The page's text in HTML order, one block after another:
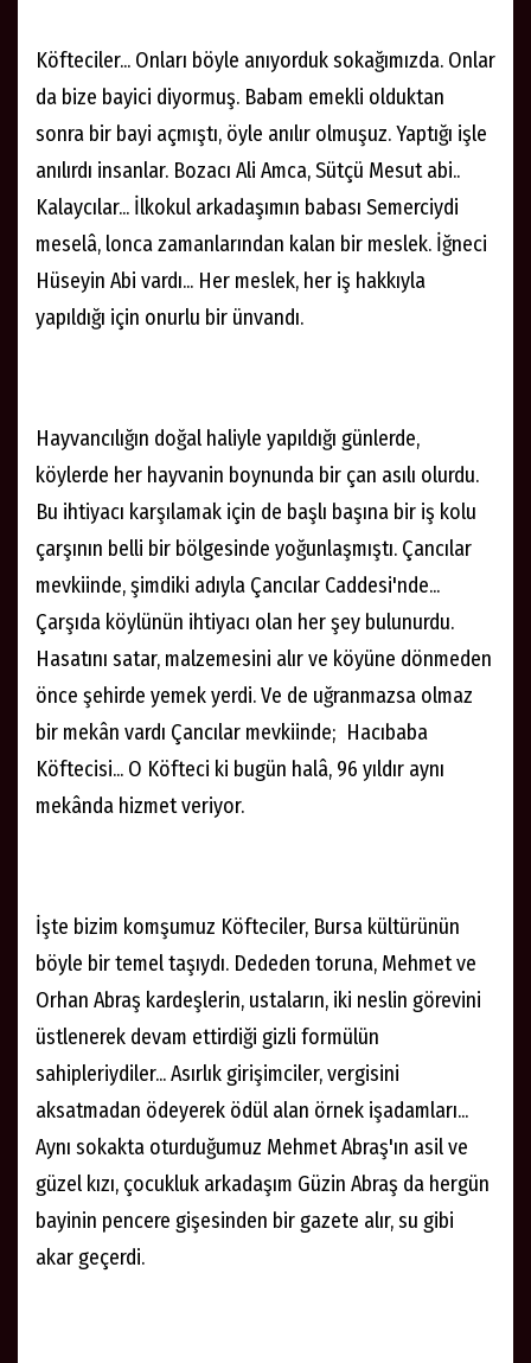
Köfteciler... Onları böyle anıyorduk sokağımızda. Onlar
da bize bayici diyormuş. Babam emekli olduktan
sonra bir bayi açmıştı, öyle anılır olmuşuz. Yaptığı işle
anılırdı insanlar. Bozacı Ali Amca, Sütçü Mesut abi..
Kalaycılar... İlkokul arkadaşımın babası Semerciydi
meselâ, lonca zamanlarından kalan bir meslek. İğneci
Hüseyin Abi vardı... Her meslek, her iş hakkıyla
yapıldığı için onurlu bir ünvandı.
Hayvancılığın doğal haliyle yapıldığı günlerde,
köylerde her hayvanin boynunda bir çan asılı olurdu.
Bu ihtiyacı karşılamak için de başlı başına bir iş kolu
çarşının belli bir bölgesinde yoğunlaşmıştı. Çancılar
mevkiinde, şimdiki adıyla Çancılar Caddesi'nde...
Çarşıda köylünün ihtiyacı olan her şey bulunurdu.
Hasatını satar, malzemesini alır ve köyüne dönmeden
önce şehirde yemek yerdi. Ve de uğranmazsa olmaz
bir mekân vardı Çancılar mevkiinde; Hacıbaba
Köftecisi... O Köfteci ki bugün halâ, 96 yıldır aynı
mekânda hizmet veriyor.
İşte bizim komşumuz Köfteciler, Bursa kültürünün
böyle bir temel taşıydı. Dededen toruna, Mehmet ve
Orhan Abraş kardeşlerin, ustaların, iki neslin görevini
üstlenerek devam ettirdiği gizli formülün
sahipleriydiler... Asırlık girişimciler, vergisini
aksatmadan ödeyerek ödül alan örnek işadamları...
Aynı sokakta oturduğumuz Mehmet Abraş'ın asil ve
güzel kızı, çocukluk arkadaşım Güzin Abraş da hergün
bayinin pencere gişesinden bir gazete alır, su gibi
akar geçerdi.